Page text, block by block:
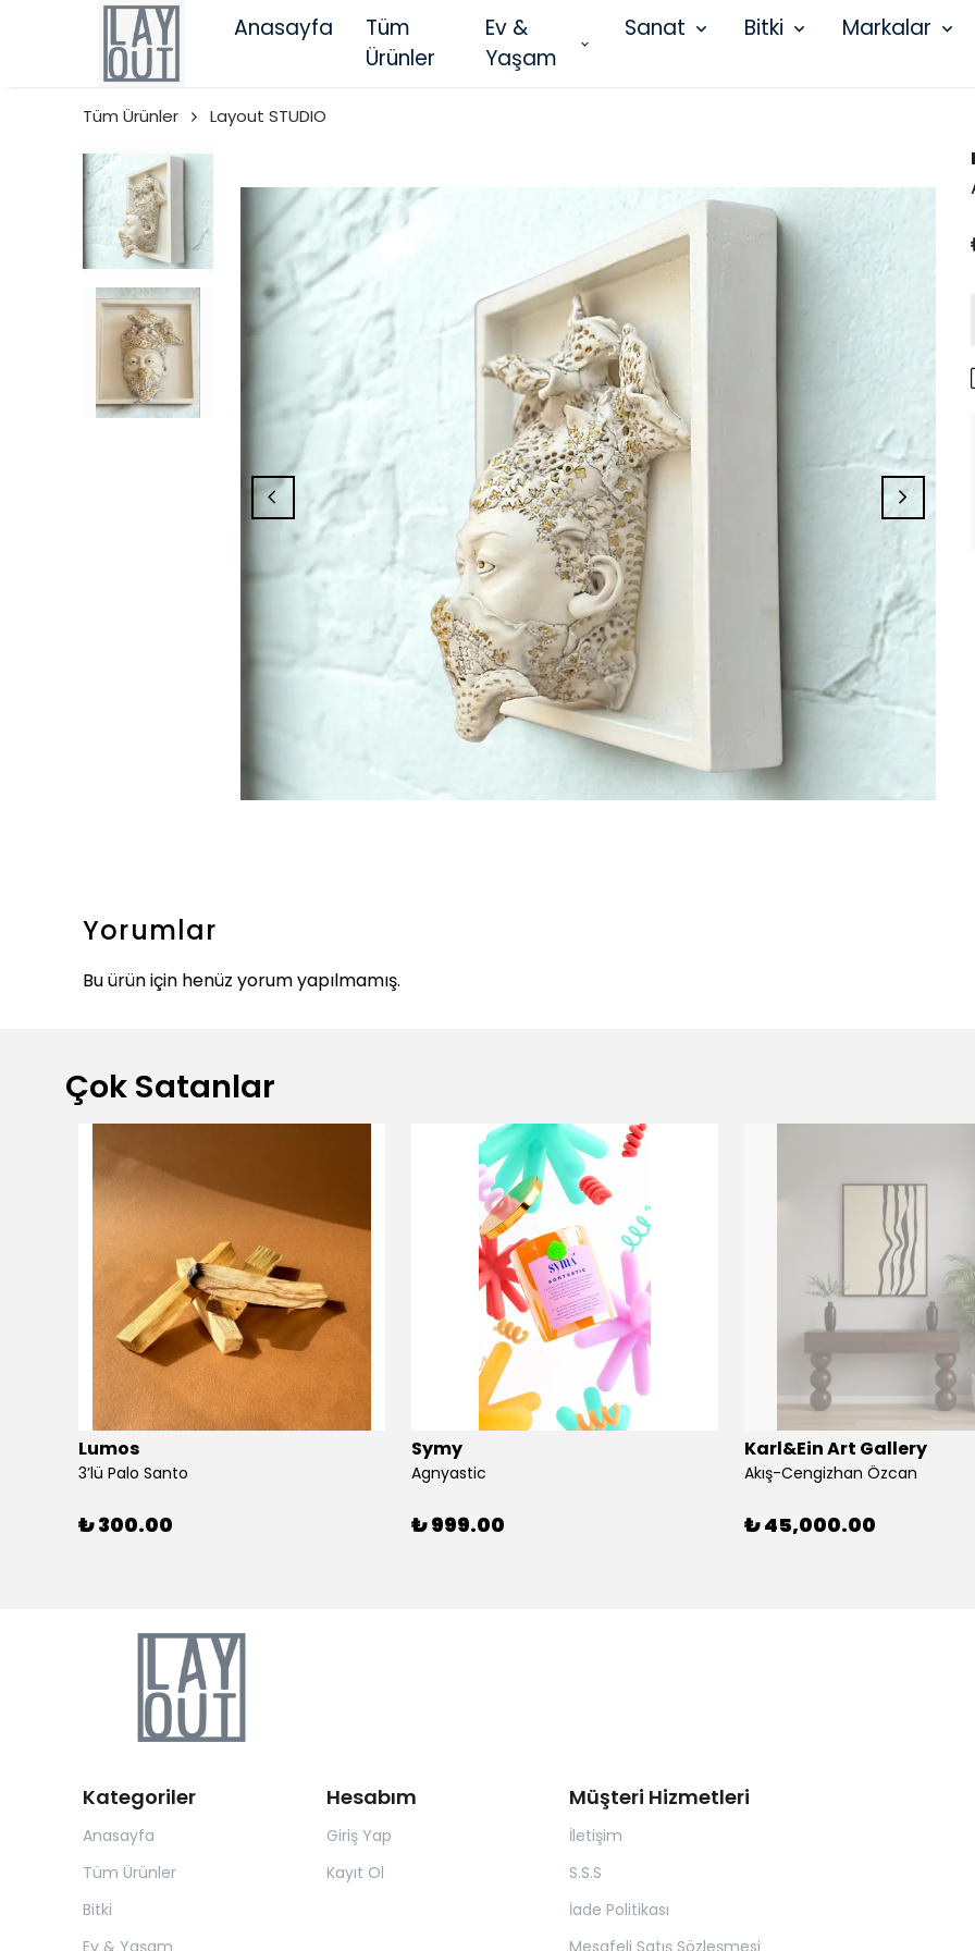
Anasayfa
Tüm
Ürünler
Ev &
Yaşam
Sanat Bitki Markalar
Tüm Ürünler Layout STUDIO
Yorumlar
Bu ürün için henüz yorum yapılmamış.
Çok Satanlar
Lumos
3’lü Palo Santo
₺ 300.00
Symy
Agnyastic
₺ 999.00
Karl&Ein Art Gallery
Akış-Cengizhan Özcan
₺ 45,000.00
Kategoriler
Anasayfa
Tüm Ürünler
Bitki
Hesabım
Giriş Yap
Kayıt Ol
Müşteri Hizmetleri
İletişim
S.S.S
İade Politikası